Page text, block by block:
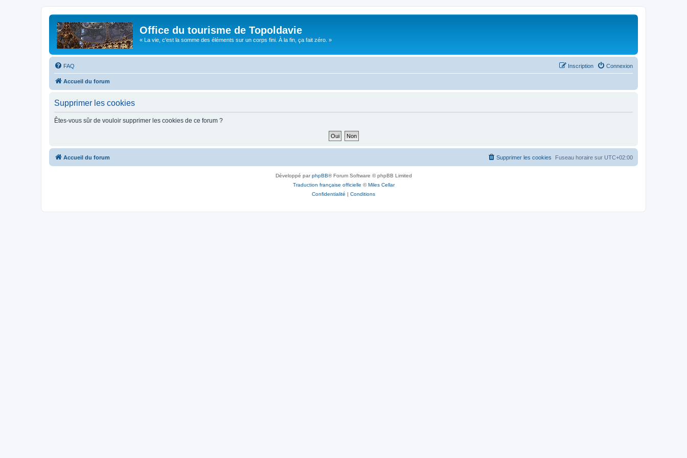
Office du tourisme de Topoldavie
« La vie, c'est la somme des éléments sur un corps fini. À la fin, ça fait zéro. »
FAQ Connexion
Inscription
Accueil du forum
Supprimer les cookies
Êtes-vous sûr de vouloir supprimer les cookies de ce forum ?
Accueil du forum Fuseau horaire sur UTC+02:00
Supprimer les cookies
Développé parphpBB® Forum Software © phpBB Limited
Traduction française officielle ©Miles Cellar
Confidentialité | Conditions